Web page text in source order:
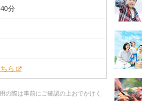
分
ら
の際は事前にご確認の上おでかけく